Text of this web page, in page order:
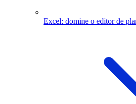
Excel: domine o editor de